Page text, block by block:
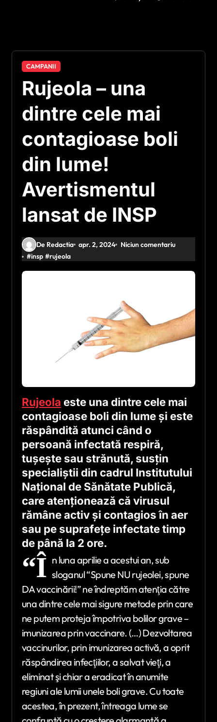
CAMPANII
Rujeola – una
dintre cele mai
contagioase boli
din lume!
Avertismentul
lansat de INSP
De Redactia apr. 2, 2024
Niciun comentariu
#insp #rujeola
Rujeola este una dintre cele mai
contagioase boli din lume şi este
răspândită atunci când o
persoană infectată respiră,
tuşeşte sau strănută, susţin
specialiştii din cadrul Institutului
Naţional de Sănătate Publică,
care atenţionează că virusul
rămâne activ şi contagios în aer
sau pe suprafeţe infectate timp
de până la 2 ore.
“Î n luna aprilie a acestui an, sub
sloganul “Spune NU rujeolei, spune
DA vaccinării!” ne îndreptăm atenţia către
una dintre cele mai sigure metode prin care
ne putem proteja împotriva bolilor grave –
imunizarea prin vaccinare. (…) Dezvoltarea
vaccinurilor, prin imunizarea activă, a oprit
răspândirea infecţiilor, a salvat vieţi, a
eliminat şi chiar a eradicat în anumite
regiuni ale lumii unele boli grave. Cu toate
acestea, în prezent, întreaga lume se